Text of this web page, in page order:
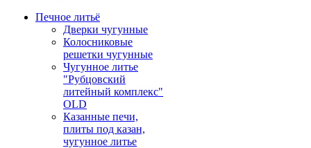
Печное литьё
Дверки чугунные
Колосниковые
решетки чугунные
Чугунное литье
"Рубцовский
литейный комплекс"
OLD
Казанные печи,
плиты под казан,
чугунное литье